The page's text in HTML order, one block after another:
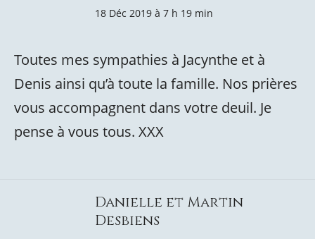
18 Déc 2019 à 7 h 19 min
Toutes mes sympathies à Jacynthe et à
Denis ainsi qu’à toute la famille. Nos prières
vous accompagnent dans votre deuil. Je
pense à vous tous. XXX
Danielle et Martin
Desbiens